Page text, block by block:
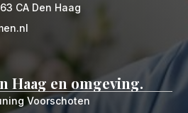
CA Den Haag
Haag en omgeving.
Voorschoten